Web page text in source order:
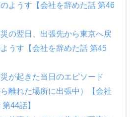
ようす【会社を辞めた話 第46
の翌日、出張先から東京へ戻
うす【会社を辞めた話 第45
が起きた当日のエピソード
ら離れた場所に出張中）【会社
44話】